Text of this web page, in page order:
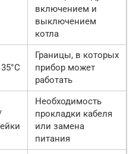
включением и
выключением
котла
Границы, в которых
прибор может
работать
Необходимость
прокладки кабеля
или замена
питания